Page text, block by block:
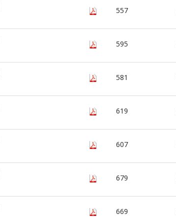
557
595
581
619
607
679
669